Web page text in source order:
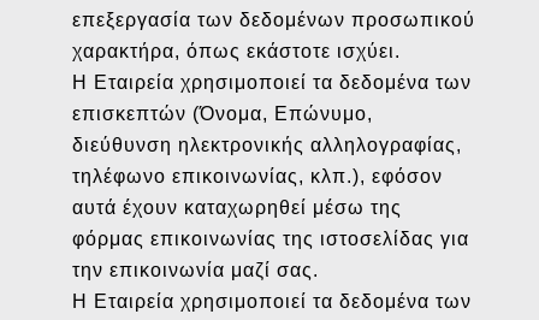
επεξεργασία των δεδομένων προσωπικού
χαρακτήρα, όπως εκάστοτε ισχύει.
Η Εταιρεία χρησιμοποιεί τα δεδομένα των
επισκεπτών (Όνομα, Επώνυμο,
διεύθυνση ηλεκτρονικής αλληλογραφίας,
τηλέφωνο επικοινωνίας, κλπ.), εφόσον
αυτά έχουν καταχωρηθεί μέσω της
φόρμας επικοινωνίας της ιστοσελίδας για
την επικοινωνία μαζί σας.
Η Εταιρεία χρησιμοποιεί τα δεδομένα των